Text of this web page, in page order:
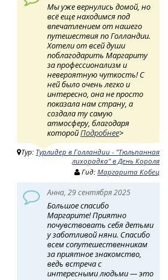
Мы уже вернулись домой, но
всё еще находимся под
впечатлением от нашего
путешествия по Голландии.
Хотели от всей души
поблагодарить Маргариту
за профессионализм и
невероятную чуткость! ​ С
ней было очень легко и
интересно, она не просто
показала нам страну, а
создала ту самую
атмосферу, благодаря
которойПодробнее>
Тур: Турлидер в Голландии - "Тюльпанная
лихорадка" в День Короля
Гид:Маргарита Кобец
Анна, 29 сентября 2025
Большое спасибо
Маргарите! Приятно
почувствовать себя детьми
у заботливой няни. Спасибо
всем сопутешественникам
за приятное знакомство,
ведь встреча с
интересными людьми — это